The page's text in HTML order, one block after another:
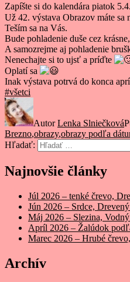
Zapíšte si do kalendára piatok
Už 42. výstava Obrazov máte sa
Teším sa na Vás.
Bude pohladenie duše cez
A samozrejme aj pohladenie
Nenechajte si to ujsť a príďte
Oplatí sa
Inak výstava potrvá do konca
#všetci
AutorLenka Slniečková
Brezno,obrazy,obrazy podľa
Hľadať:
Najnovšie články
Júl 2026 – tenké črevo,
Jún 2026 – Srdce,
Máj 2026 – Slezina,
Apríl 2026 – Žalúdok
Marec 2026 – Hrubé
Archív